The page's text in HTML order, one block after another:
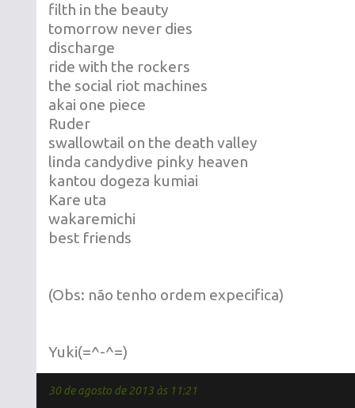
filth in the beauty
tomorrow never dies
discharge
ride with the rockers
the social riot machines
akai one piece
Ruder
swallowtail on the death valley
linda candydive pinky heaven
kantou dogeza kumiai
Kare uta
wakaremichi
best friends
(Obs: não tenho ordem expecifica)
Yuki(=^-^=)
30 de agosto de 2013 às 11:21